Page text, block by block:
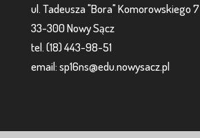
ul. Tadeusza "Bora" Komorowskiego 7
33-300 Nowy Sącz
tel. (18) 443-98-51
email: sp16ns@edu.nowysacz.pl